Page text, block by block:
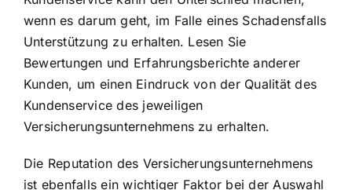
wenn es darum geht, im Falle eines Schadensfalls
Unterstützung zu erhalten. Lesen Sie
Bewertungen und Erfahrungsberichte anderer
Kunden, um einen Eindruck von der Qualität des
Kundenservice des jeweiligen
Versicherungsunternehmens zu erhalten.
Die Reputation des Versicherungsunternehmens
ist ebenfalls ein wichtiger Faktor bei der Auswahl